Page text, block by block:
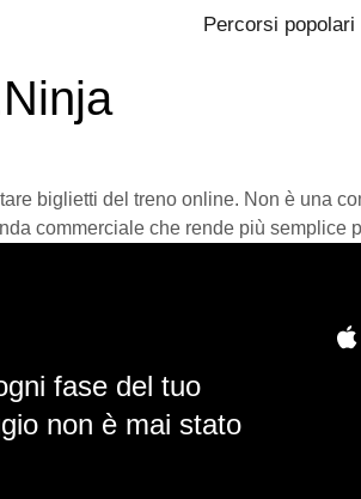
Percorsi popolari
biglietti del treno online. Non è una
commerciale che rende più semplice
fase del tuo
non è mai stato